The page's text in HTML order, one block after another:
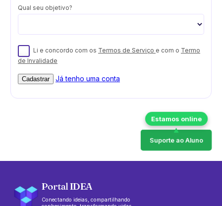
Qual seu objetivo?
Li e concordo com os Termos de Serviço e com o Termo
de Invalidade
Cadastrar Já tenho uma conta
Suporte ao Aluno
Portal IDEA
Conectando ideias, compartilhando